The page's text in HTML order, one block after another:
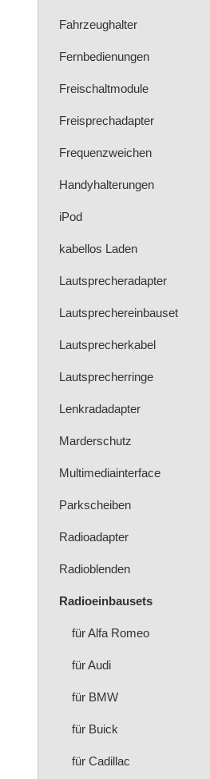
Fahrzeughalter
Fernbedienungen
Freischaltmodule
Freisprechadapter
Frequenzweichen
Handyhalterungen
iPod
kabellos Laden
Lautsprecheradapter
Lautsprechereinbauset
Lautsprecherkabel
Lautsprecherringe
Lenkradadapter
Marderschutz
Multimediainterface
Parkscheiben
Radioadapter
Radioblenden
Radioeinbausets
für Alfa Romeo
für Audi
für BMW
für Buick
für Cadillac